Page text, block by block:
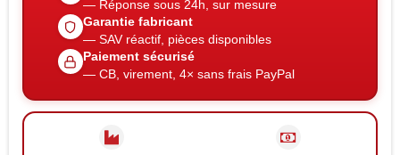
— Réponse sous 24h, sur mesure
Garantie fabricant
— SAV réactif, pièces disponibles
Paiement sécurisé
— CB, virement, 4× sans frais PayPal